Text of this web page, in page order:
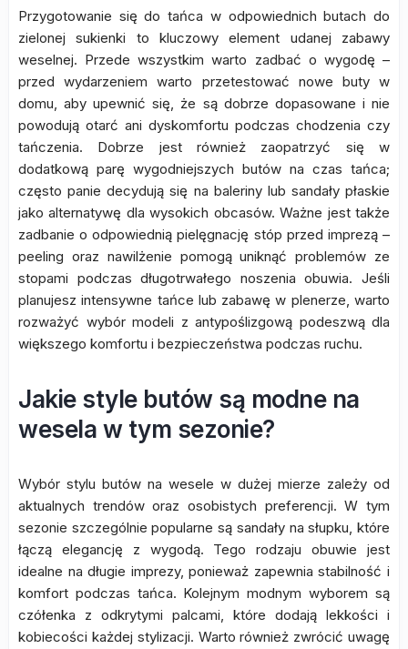
Przygotowanie się do tańca w odpowiednich butach do
zielonej sukienki to kluczowy element udanej zabawy
weselnej. Przede wszystkim warto zadbać o wygodę –
przed wydarzeniem warto przetestować nowe buty w
domu, aby upewnić się, że są dobrze dopasowane i nie
powodują otarć ani dyskomfortu podczas chodzenia czy
tańczenia. Dobrze jest również zaopatrzyć się w
dodatkową parę wygodniejszych butów na czas tańca;
często panie decydują się na baleriny lub sandały płaskie
jako alternatywę dla wysokich obcasów. Ważne jest także
zadbanie o odpowiednią pielęgnację stóp przed imprezą –
peeling oraz nawilżenie pomogą uniknąć problemów ze
stopami podczas długotrwałego noszenia obuwia. Jeśli
planujesz intensywne tańce lub zabawę w plenerze, warto
rozważyć wybór modeli z antypoślizgową podeszwą dla
większego komfortu i bezpieczeństwa podczas ruchu.
Jakie style butów są modne na
wesela w tym sezonie?
Wybór stylu butów na wesele w dużej mierze zależy od
aktualnych trendów oraz osobistych preferencji. W tym
sezonie szczególnie popularne są sandały na słupku, które
łączą elegancję z wygodą. Tego rodzaju obuwie jest
idealne na długie imprezy, ponieważ zapewnia stabilność i
komfort podczas tańca. Kolejnym modnym wyborem są
czółenka z odkrytymi palcami, które dodają lekkości i
kobiecości każdej stylizacji. Warto również zwrócić uwagę